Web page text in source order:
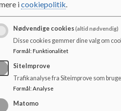
Kontakt
Hvis du har brug for
icookiepolitik.
Nødvendige cookies(altid nødvendig)
Disse cookies gemmer dine valg om
Formål : Funktionalitet
SiteImprove
Trafikanalyse fra Siteimprove som
Formål : Analyse
Matomo